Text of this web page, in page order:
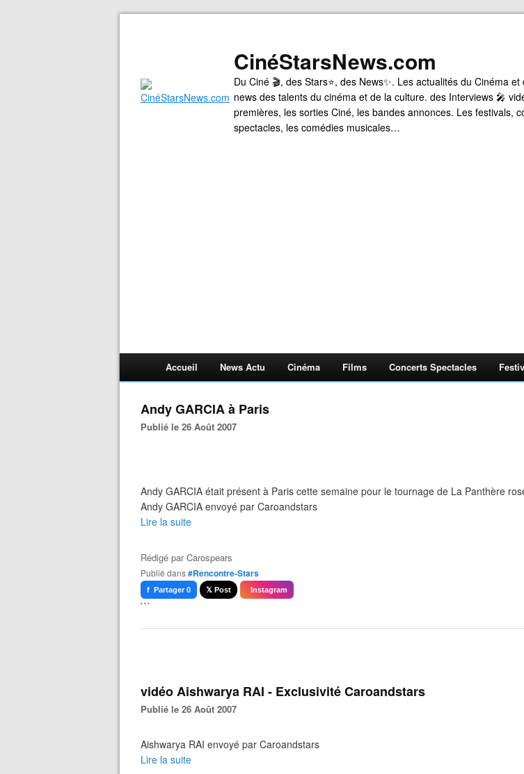
CinéStarsNews.com
Du Ciné 🎬, des Stars⭐, des News✨. Les actualités du Cinéma
news des talents du cinéma et de la culture. des Interviews 🎤
premières, les sorties Ciné, les bandes annonces. Les festivals,
spectacles, les comédies musicales…
Accueil News Actu Cinéma Films Concerts Spectacles
Andy GARCIA à Paris
Publié le 26 Août 2007
Andy GARCIA était présent à Paris cette semaine pour le tournage de La Panthère
Andy GARCIA envoyé par Caroandstars
Lire la suite
Rédigé parCarospears
Publié dans#Rencontre-Stars
f Partager 0 𝕏 Post Instagram
```
vidéo Aishwarya RAI - Exclusivité Caroandstars
Publié le 26 Août 2007
Aishwarya RAI envoyé par Caroandstars
Lire la suite